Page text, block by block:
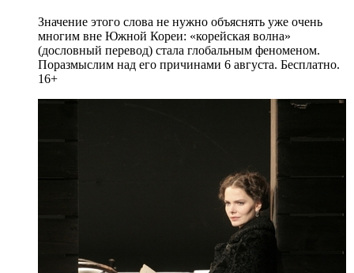
Значение этого слова не нужно объяснять уже очень
многим вне Южной Кореи: «корейская волна»
(дословный перевод) стала глобальным феноменом.
Поразмыслим над его причинами 6 августа. Бесплатно.
16+